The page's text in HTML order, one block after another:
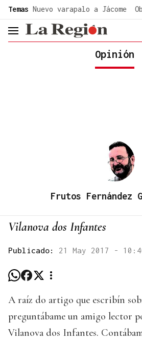
Temas Nuevo varapalo a Jácome
header.menu.open
Opinión
Frutos Fernández
Vilanova dos Infantes
Publicado: 21 May 2017 -
A raíz do artigo que escribín
preguntábame un amigo lector
Vilanova dos Infantes.